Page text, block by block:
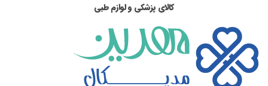
کالای پزشکی و لوازم طبی